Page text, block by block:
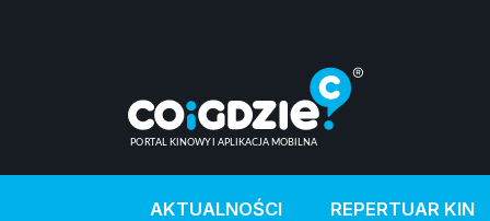
AKTUALNOŚCI REPERTUAR KIN